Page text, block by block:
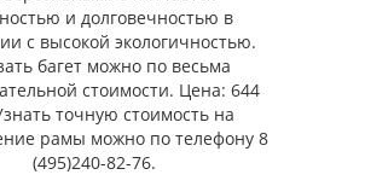
и долговечностью в
с высокой экологичностью.
багет можно по весьма
стоимости. Цена: 644
точную стоимость на
рамы можно по телефону 8
(495)240-82-76.